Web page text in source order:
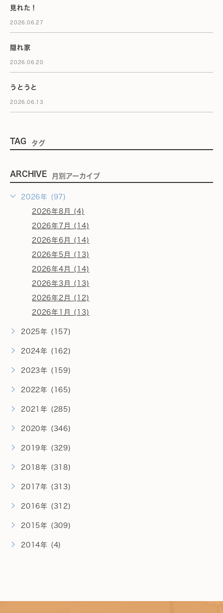
見れた！
2026.06.27
隠れ家
2026.06.20
うとうと
2026.06.13
TAG タグ
ARCHIVE 月別アーカイブ
2026年 (97)
2026年8月 (4)
2026年7月 (14)
2026年6月 (14)
2026年5月 (13)
2026年4月 (14)
2026年3月 (13)
2026年2月 (12)
2026年1月 (13)
2025年 (157)
2024年 (162)
2023年 (159)
2022年 (165)
2021年 (285)
2020年 (346)
2019年 (329)
2018年 (318)
2017年 (313)
2016年 (312)
2015年 (309)
2014年 (4)